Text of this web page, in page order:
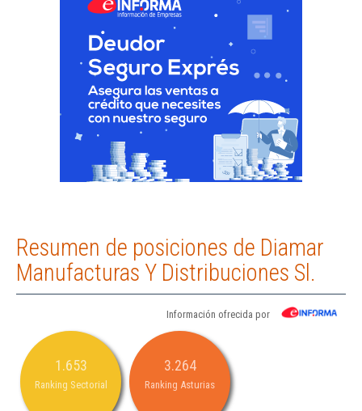
Resumen de posiciones de Diamar
Manufacturas Y Distribuciones Sl.
Información ofrecida por
1.653
Ranking Sectorial
3.264
Ranking Asturias